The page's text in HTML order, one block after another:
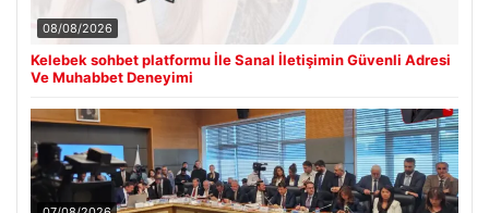
08/08/2026
Kelebek sohbet platformu İle Sanal İletişimin Güvenli Adresi
Ve Muhabbet Deneyimi